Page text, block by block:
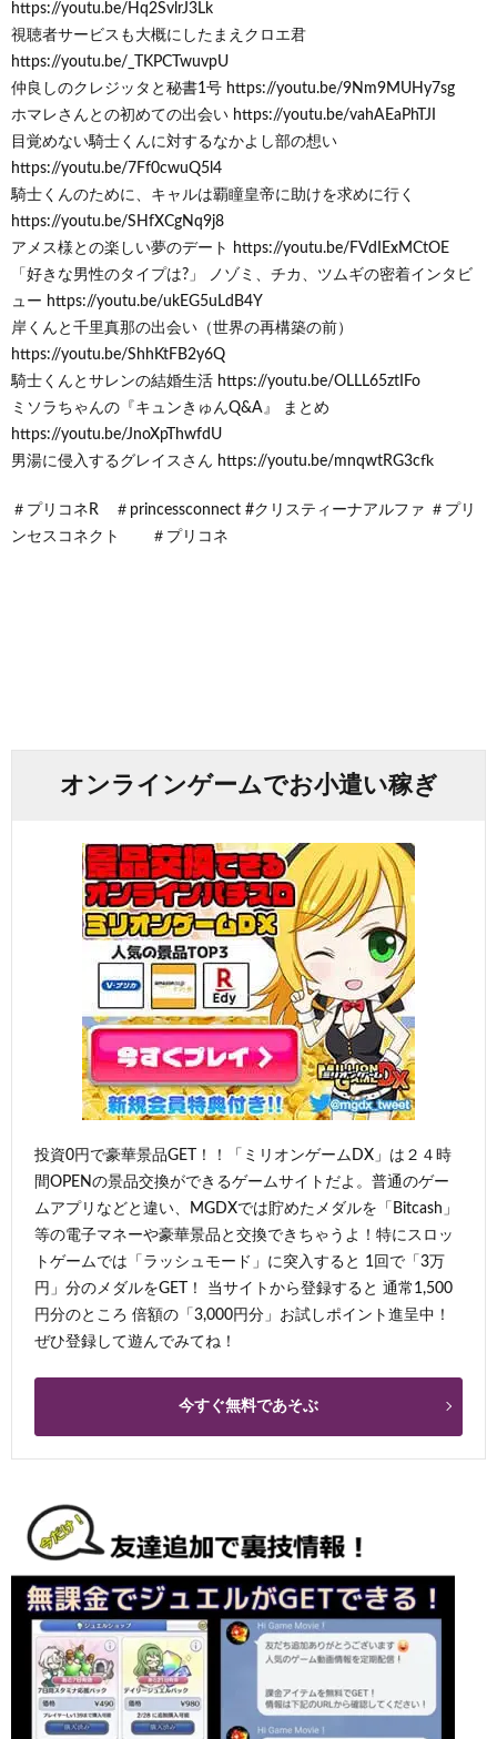
https://youtu.be/Hq2SvlrJ3Lk
視聴者サービスも大概にしたまえクロエ君
https://youtu.be/_TKPCTwuvpU
仲良しのクレジッタと秘書1号 https://youtu.be/9Nm9MUHy7sg
ホマレさんとの初めての出会い https://youtu.be/vahAEaPhTJI
目覚めない騎士くんに対するなかよし部の想い
https://youtu.be/7Ff0cwuQ5l4
騎士くんのために、キャルは覇瞳皇帝に助けを求めに行く
https://youtu.be/SHfXCgNq9j8
アメス様との楽しい夢のデート https://youtu.be/FVdIExMCtOE
「好きな男性のタイプは?」 ノゾミ、チカ、ツムギの密着インタビ
ュー https://youtu.be/ukEG5uLdB4Y
岸くんと千里真那の出会い（世界の再構築の前）
https://youtu.be/ShhKtFB2y6Q
騎士くんとサレンの結婚生活 https://youtu.be/OLLL65ztIFo
ミソラちゃんの『キュンきゅんQ&A』 まとめ
https://youtu.be/JnoXpThwfdU
男湯に侵入するグレイスさん https://youtu.be/mnqwtRG3cfk
＃プリコネR ＃princessconnect #クリスティーナアルファ ＃プリ
ンセスコネクト ＃プリコネ
オンラインゲームでお小遣い稼ぎ
投資0円で豪華景品GET！！「ミリオンゲームDX」は２４時
間OPENの景品交換ができるゲームサイトだよ。普通のゲー
ムアプリなどと違い、MGDXでは貯めたメダルを「Bitcash」
等の電子マネーや豪華景品と交換できちゃうよ！特にスロッ
トゲームでは「ラッシュモード」に突入すると 1回で「3万
円」分のメダルをGET！ 当サイトから登録すると 通常1,500
円分のところ 倍額の「3,000円分」お試しポイント進呈中！
ぜひ登録して遊んでみてね！
今すぐ無料であそぶ